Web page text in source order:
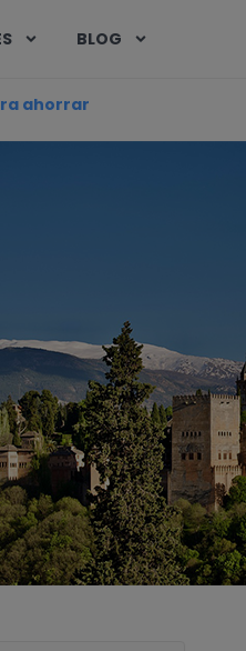
BLOG
ahorrar